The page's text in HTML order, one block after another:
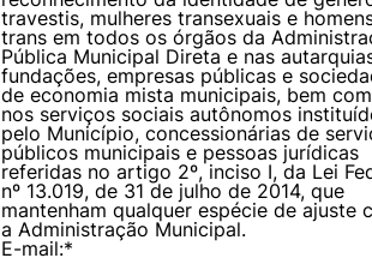
travestis, mulheres transexuais e
trans em todos os órgãos da
Pública Municipal Direta e nas
fundações, empresas públicas e
de economia mista municipais, bem
nos serviços sociais autônomos
pelo Município, concessionárias de
públicos municipais e pessoas jurídicas
referidas no artigo 2º, inciso I, da Lei
nº 13.019, de 31 de julho de 2014, que
mantenham qualquer espécie de ajuste
a Administração Municipal.
E-mail:*